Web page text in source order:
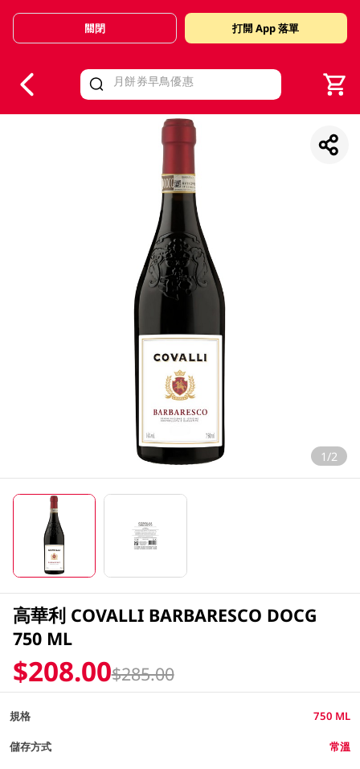
Valid Until 30 June 2026
關閉 打開 App 落單
1/2
高華利 COVALLI BARBARESCO DOCG
750 ML
$208.00$285.00
規格 750 ML
儲存方式 常溫